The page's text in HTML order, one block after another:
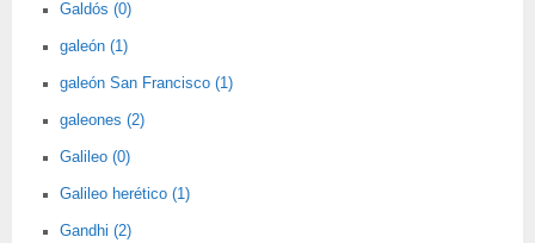
Galdós (0)
galeón (1)
galeón San Francisco (1)
galeones (2)
Galileo (0)
Galileo herético (1)
Gandhi (2)